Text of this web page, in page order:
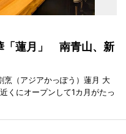
「蓮月」 南青山、新
烹（アジアかっぽう）蓮月 大
くにオープンして1カ月がたっ